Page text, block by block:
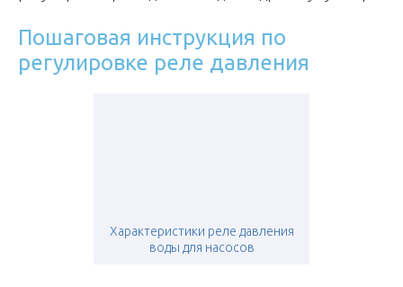
Пошаговая инструкция по
регулировке реле давления
Характеристики реле давления
воды для насосов